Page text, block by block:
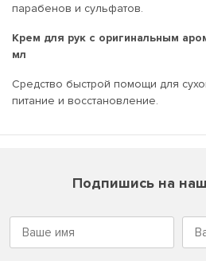
парабенов и сульфатов.
Крем для рук с оригинальным
мл
Средство быстрой помощи для
питание и восстановление.
Подпишись на